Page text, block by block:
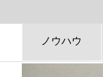
ノウハウ